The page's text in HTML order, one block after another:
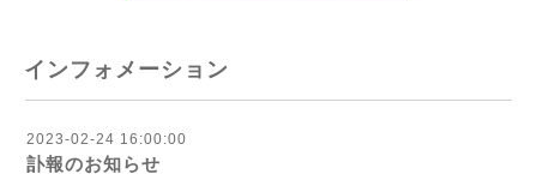
インフォメーション
2023-02-24 16:00:00
訃報のお知らせ